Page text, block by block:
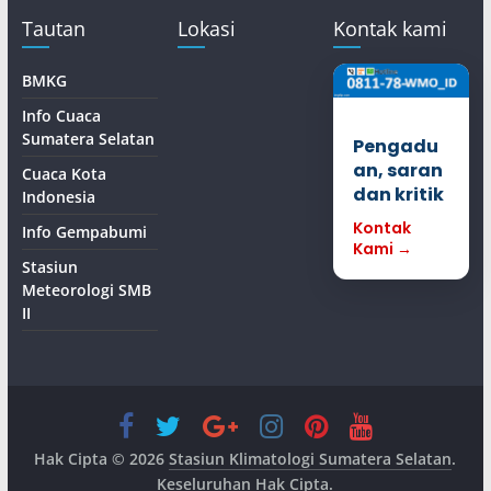
Tautan
BMKG
Info Cuaca
Sumatera Selatan
Cuaca Kota
Indonesia
Info Gempabumi
Stasiun
Meteorologi SMB
II
Lokasi Kontak kami
Pengadu
an, saran
dan kritik
Kontak
Kami →
Hak Cipta © 2026Stasiun Klimatologi Sumatera Selatan.
Keseluruhan Hak Cipta.